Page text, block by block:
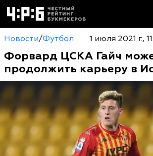
Новости/Футбол 1 июля 2021 г.,
Форвард ЦСКА Гайч
продолжить карьеру в